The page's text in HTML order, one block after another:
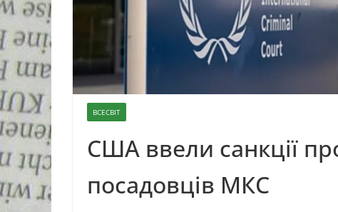
ВСЕСВІТ
США ввели санкції
посадовців МКС